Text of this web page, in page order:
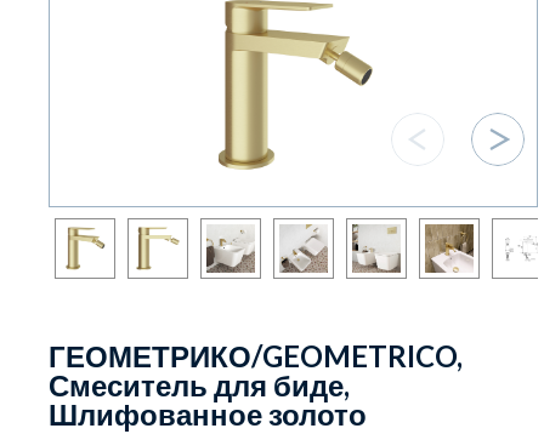
ГЕОМЕТРИКО/GEOMETRICO,
Смеситель для биде,
Шлифованное золото